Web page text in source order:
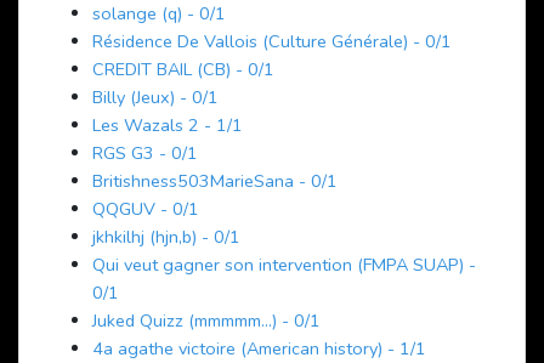
solange (q) - 0/1
Résidence De Vallois (Culture Générale) - 0/1
CREDIT BAIL (CB) - 0/1
Billy (Jeux) - 0/1
Les Wazals 2 - 1/1
RGS G3 - 0/1
Britishness503MarieSana - 0/1
QQGUV - 0/1
jkhkilhj (hjn,b) - 0/1
Qui veut gagner son intervention (FMPA SUAP) -
0/1
Juked Quizz (mmmmm...) - 0/1
4a agathe victoire (American history) - 1/1